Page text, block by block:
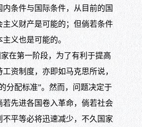
条件与国际条件，从目前的国
主义财产是可能的；但倘若条件
义也是可能的。
第一阶段，为了有利于提高
资制度，亦即如马克思所说，
分配标准”。然而，问题决定于
若先进各国卷入革命，倘若社会
不平等必将迅速减少，不久国家